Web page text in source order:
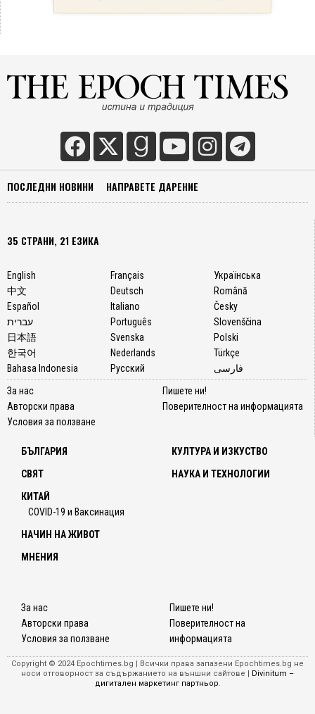
ПОСЛЕДНИ НОВИНИ НАПРАВЕТЕ ДАРЕНИЕ
35 СТРАНИ, 21 ЕЗИКА
English
中文
Español
עברית
日本語
한국어
Bahasa Indonesia
Français
Deutsch
Italiano
Português
Svenska
Nederlands
Русский
Українська
Română
Česky
Slovenščina
Polski
Türkçe
فارسی
За нас
Авторски права
Условия за ползване
Пишете ни!
Поверителност на информацията
БЪЛГАРИЯ
СВЯТ
КИТАЙ
COVID-19 и Ваксинация
КУЛТУРА И ИЗКУСТВО
НАУКА И ТЕХНОЛОГИИ
НАЧИН НА ЖИВОТ
МНЕНИЯ
За нас
Авторски права
Условия за ползване
Пишете ни!
Поверителност на
информацията
Copyright © 2024 Epochtimes.bg | Всички права запазени Epochtimes.bg не
носи отговорност за съдържанието на външни сайтове |
Divinitum –
дигитален маркетинг партньор.